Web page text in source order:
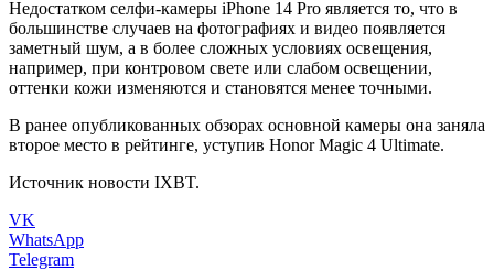
Недостатком селфи-камеры iPhone 14 Pro является то, что в
большинстве случаев на фотографиях и видео появляется
заметный шум, а в более сложных условиях освещения,
например, при контровом свете или слабом освещении,
оттенки кожи изменяются и становятся менее точными.
В ранее опубликованных обзорах основной камеры она заняла
второе место в рейтинге, уступив Honor Magic 4 Ultimate.
Источник новости IXBT.
VK
WhatsApp
Telegram